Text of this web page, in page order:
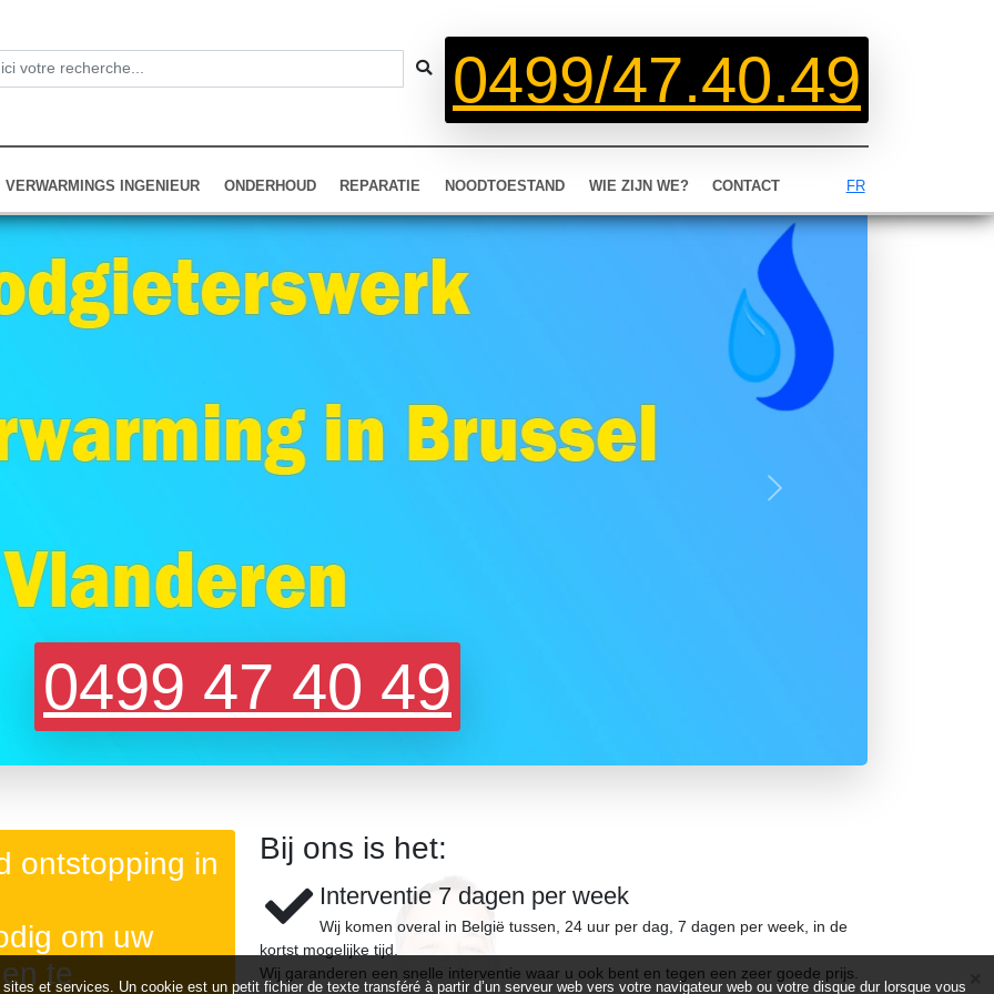
0499/47.40.49
VERWARMINGS INGENIEUR ONDERHOUD REPARATIE NOODTOESTAND WIE ZIJN WE? CONTACT FR
0499 47 40 49
Suivant
ontstopping in
om uw
te
Bij ons is het:
Interventie 7 dagen per week
Wij komen overal in België tussen, 24 uur per dag, 7 dagen per week, in de
kortst mogelijke tijd.
Wij garanderen een snelle interventie waar u ook bent en tegen een zeer goede prijs.
et services. Un cookie est un petit fichier de texte transféré à partir d’un serveur web vers votre navigateur web ou votre disque dur lorsque vous